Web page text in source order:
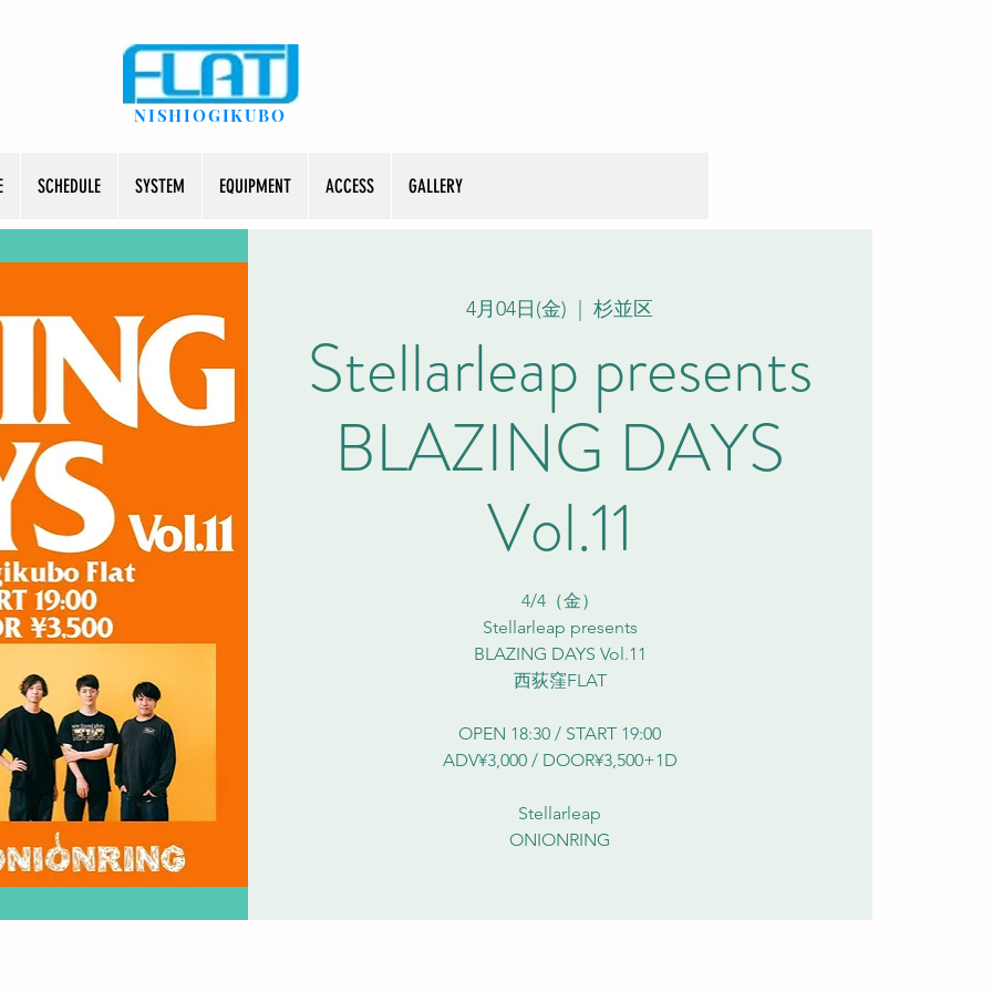
NISHIOGIKUBO
SCHEDULE SYSTEM EQUIPMENT ACCESS GALLERY
4月04日(金)
  |
杉並区
Stellarleap presents
BLAZING DAYS
Vol.11
4/4（金）
Stellarleap presents
BLAZING DAYS Vol.11
西荻窪FLAT
OPEN 18:30 / START 19:00
ADV¥3,000 / DOOR¥3,500+1D
Stellarleap
ONIONRING